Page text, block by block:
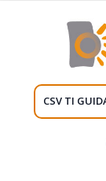
CSV TI